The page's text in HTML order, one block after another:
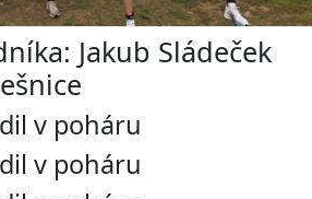
Jakub Sládeček
v poháru
v poháru